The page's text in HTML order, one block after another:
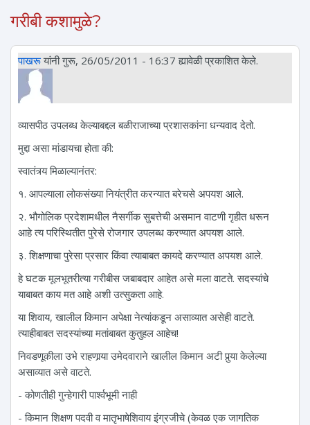
गरीबी कशामुळे?
पाखरूयांनी गुरू, 26/05/2011 - 16:37 ह्यावेळी प्रकाशित केले.
व्यासपीठ उपलब्ध केल्याबद्दल बळीराजाच्या प्रशासकांना धन्यवाद देतो.
मुद्दा असा मांडायचा होता की:
स्वातंत्र्य मिळाल्यानंतर:
१. आपल्याला लोकसंख्या नियंत्रीत करन्यात बरेचसे अपयश आले.
२. भौगोलिक प्रदेशामधील नैसर्गीक सुबत्तेची असमान वाटणी गृहीत धरून
आहे त्य परिस्थितीत पुरेसे रोजगार उपलब्ध करण्यात अपयश आले.
३. शिक्षणाचा पुरेसा प्रसार किंवा त्याबाबत कायदे करण्यात अपयश आले.
हे घटक मूलभूतरीत्या गरीबीस जबाबदार आहेत असे मला वाटते. सदस्यांचे
याबाबत काय मत आहे अशी उत्सुकता आहे.
या शिवाय, खालील किमान अपेक्षा नेत्यांकडून असाव्यात असेही वाटते.
त्याहीबाबत सदस्यांच्या मतांबाबत कुतुहल आहेच!
निवडणूकीला उभे राहणार्‍या उमेदवाराने खालील किमान अटी पुर्‍या केलेल्या
असाव्यात असे वाटते.
- कोणतीही गुन्हेगारी पार्श्वभूमी नाही
- किमान शिक्षण पदवी व मातृभाषेशिवाय इंग्रजीचे (केवळ एक जागतिक